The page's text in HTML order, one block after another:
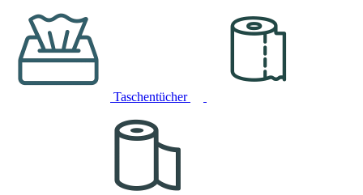
Taschentücher